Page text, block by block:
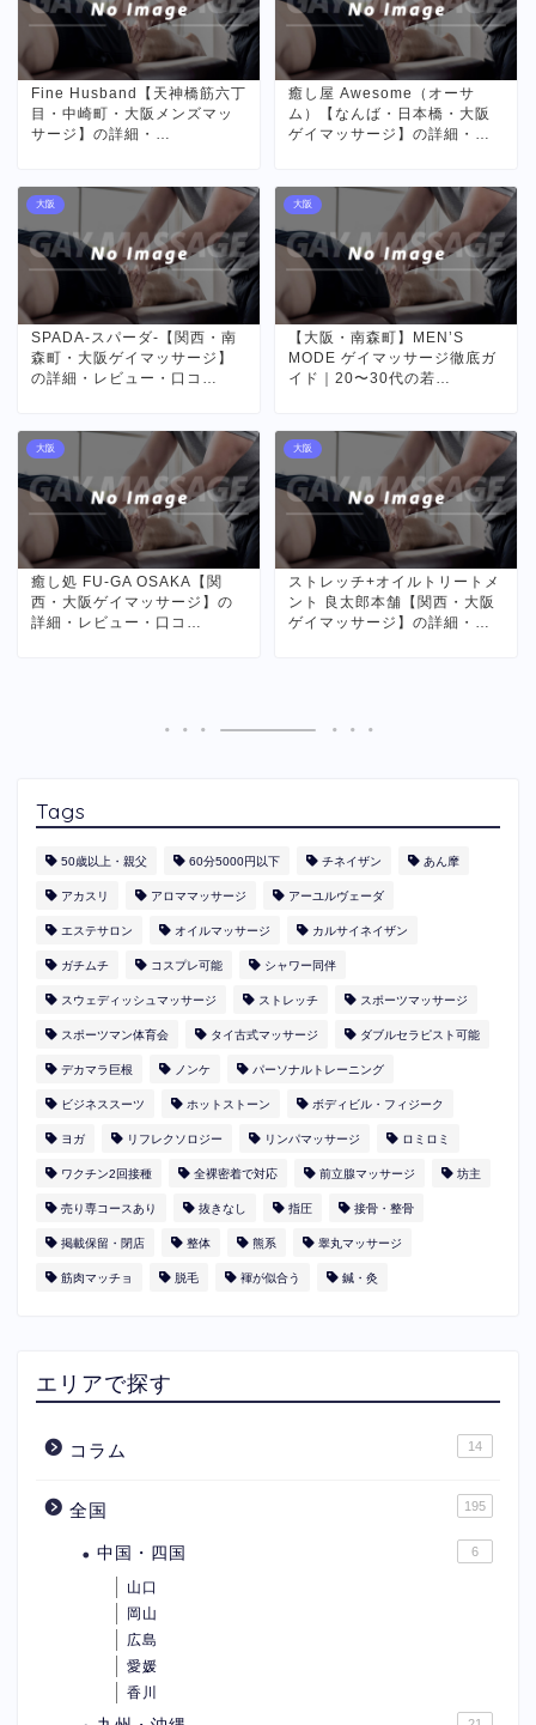
Fine Husband【天神橋筋六丁
目・中崎町・大阪メンズマッ
サージ】の詳細・…
癒し屋 Awesome（オーサ
ム）【なんば・日本橋・大阪
ゲイマッサージ】の詳細・…
大阪
SPADA-スパーダ-【関西・南
森町・大阪ゲイマッサージ】
の詳細・レビュー・口コ…
大阪
【大阪・南森町】MEN’S
MODE ゲイマッサージ徹底ガ
イド｜20〜30代の若…
大阪
癒し処 FU-GA OSAKA【関
西・大阪ゲイマッサージ】の
詳細・レビュー・口コ…
大阪
ストレッチ+オイルトリートメ
ント 良太郎本舗【関西・大阪
ゲイマッサージ】の詳細・…
Tags
50歳以上・親父 60分5000円以下 ​チネイザン あん摩
アカスリ アロママッサージ アーユルヴェーダ
エステサロン オイルマッサージ カルサイネイザン
ガチムチ コスプレ可能 シャワー同伴
スウェディッシュマッサージ ストレッチ スポーツマッサージ
スポーツマン体育会 タイ古式マッサージ ダブルセラピスト可能
デカマラ巨根 ノンケ パーソナルトレーニング
ビジネススーツ ホットストーン ボディビル・フィジーク
ヨガ リフレクソロジー リンパマッサージ ロミロミ
ワクチン2回接種 全裸密着で対応 前立腺マッサージ 坊主
売り専コースあり 抜きなし 指圧 接骨・整骨
掲載保留・閉店 整体 熊系 睾丸マッサージ
筋肉マッチョ 脱毛 褌が似合う 鍼・灸
エリアで探す
コラム 14
全国 195
中国・四国 6
山口
岡山
広島
愛媛
香川